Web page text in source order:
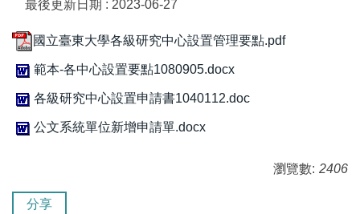
最後更新日期 : 2023-06-27
國立臺東大學各級研究中心設置管理要點.pdf
範本-各中心設置要點1080905.docx
各級研究中心設置申請書1040112.doc
公文系統單位新增申請單.docx
瀏覽數: 2406
分享